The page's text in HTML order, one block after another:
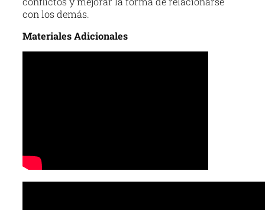
con los demás.
Materiales Adicionales